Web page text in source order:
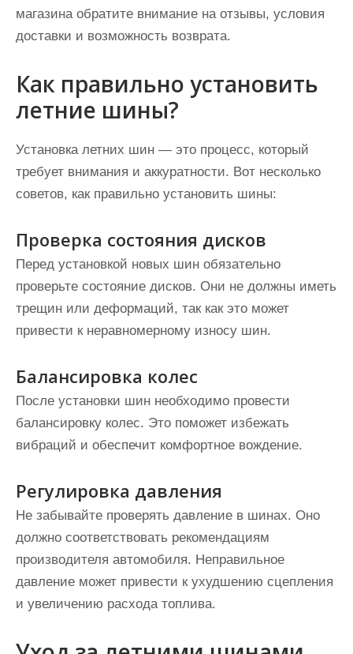
магазина обратите внимание на отзывы, условия
доставки и возможность возврата.
Как правильно установить
летние шины?
Установка летних шин — это процесс, который
требует внимания и аккуратности. Вот несколько
советов, как правильно установить шины:
Проверка состояния дисков
Перед установкой новых шин обязательно
проверьте состояние дисков. Они не должны иметь
трещин или деформаций, так как это может
привести к неравномерному износу шин.
Балансировка колес
После установки шин необходимо провести
балансировку колес. Это поможет избежать
вибраций и обеспечит комфортное вождение.
Регулировка давления
Не забывайте проверять давление в шинах. Оно
должно соответствовать рекомендациям
производителя автомобиля. Неправильное
давление может привести к ухудшению сцепления
и увеличению расхода топлива.